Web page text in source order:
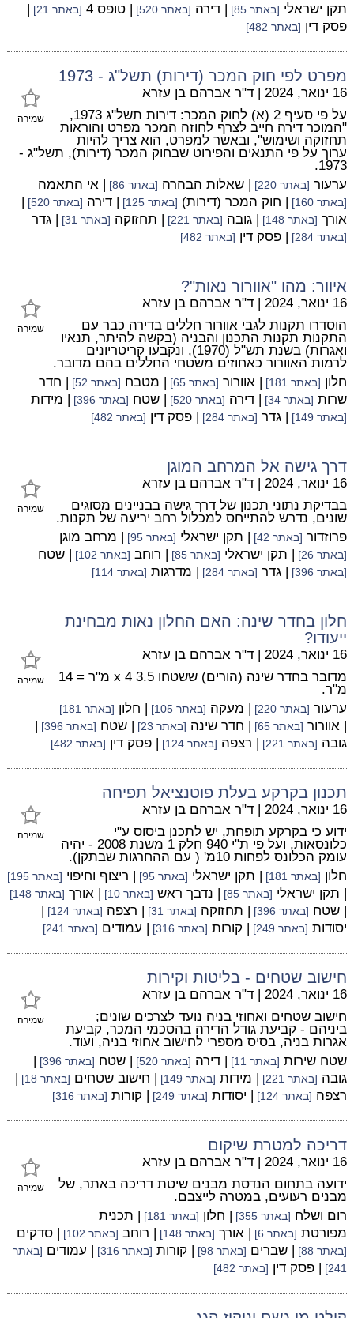
תקן ישראלי [באתר 85] | דירה [באתר 520] | טופס 4 [באתר 21]
|
פסק דין [באתר 482]
מפרט לפי חוק המכר (דירות) תשל"ג - 1973
שמירה
16 ינואר, 2024 | ד"ר אברהם בן עזרא
על פי סעיף 2 (א) לחוק המכר: דירות תשל"ג 1973,
"המוכר דירה חייב לצרף לחוזה המכר מפרט והוראות
תחזוקה ושימוש", ובאשר למפרט, הוא צריך להיות
ערוך על פי התנאים והפירוט שבחוק המכר (דירות), תשל"ג -
1973.
ערעור [באתר 220] | שאלות הבהרה [באתר 86] | אי התאמה
[באתר 160] | חוק המכר (דירות) [באתר 125] | דירה [באתר 520]
|
אורך [באתר 148] | גובה [באתר 221] | תחזוקה [באתר 31] | גדר
[באתר 284] | פסק דין [באתר 482]
איוור: מהו "אוורור נאות"?
שמירה
16 ינואר, 2024 | ד"ר אברהם בן עזרא
הוסדרו תקנות לגבי אוורור חללים בדירה כבר עם
התקנות תקנות התכנון והבניה (בקשה להיתר, תנאיו
ואגרות) בשנת תש"ל (1970), ונקבעו קריטריונים
לרמות האוורור כאחוזים משטחי החללים בהם מדובר.
חלון [באתר 181] | אוורור [באתר 65] | מטבח [באתר 52]
| חדר
שרות [באתר 34] | דירה [באתר 520] | שטח [באתר 396] | מידות
[באתר 149] | גדר [באתר 284] | פסק דין [באתר 482]
דרך גישה אל המרחב המוגן
שמירה
16 ינואר, 2024 | ד"ר אברהם בן עזרא
בבדיקת נתוני תכנון של דרך גישה בבניינים מסוגים
שונים, נדרש להתייחס למכלול רחב יריעה של תקנות.
פרוזדור [באתר 42] | תקן ישראלי [באתר 95] | מרחב מוגן
[באתר 26] | תקן ישראלי [באתר 85] | רוחב [באתר 102] | שטח
[באתר 396] | גדר [באתר 284] | מדרגות [באתר 114]
חלון בחדר שינה: האם החלון נאות מבחינת
ייעודו?
שמירה
16 ינואר, 2024 | ד"ר אברהם בן עזרא
מדובר בחדר שינה (הורים) ששטחו 3.5 x 4 מ"ר = 14
מ"ר.
ערעור [באתר 220] | מעקה [באתר 105] | חלון [באתר 181]
| אוורור [באתר 65] | חדר שינה [באתר 23] | שטח [באתר 396]
|
גובה [באתר 221] | רצפה [באתר 124] | פסק דין [באתר 482]
תכנון בקרקע בעלת פוטנציאל תפיחה
שמירה
16 ינואר, 2024 | ד"ר אברהם בן עזרא
ידוע כי בקרקע תופחת, יש לתכנן ביסוס ע"י
כלונסאות, ועל פי ת"י 940 חלק 1 משנת 2008 - יהיה
עומק הכלונס לפחות 10מ' ( עם ההחרגות שבתקן).
חלון [באתר 181] | תקן ישראלי [באתר 95] | ריצוף וחיפוי [באתר 195]
| תקן ישראלי [באתר 85] | נדבך ראש [באתר 10] | אורך [באתר 148]
| שטח [באתר 396] | תחזוקה [באתר 31] | רצפה [באתר 124]
|
יסודות [באתר 249] | קורות [באתר 316] | עמודים [באתר 241]
חישוב שטחים - בליטות וקירות
שמירה
16 ינואר, 2024 | ד"ר אברהם בן עזרא
חישוב שטחים ואחוזי בניה נועד לצרכים שונים;
ביניהם - קביעת גודל הדירה בהסכמי המכר, קביעת
אגרות בניה, בסיס מספרי לחישוב אחוזי בניה, ועוד.
שטח שירות [באתר 11] | דירה [באתר 520] | שטח [באתר 396]
|
גובה [באתר 221] | מידות [באתר 149] | חישוב שטחים [באתר 18]
|
רצפה [באתר 124] | יסודות [באתר 249] | קורות [באתר 316]
דריכה למטרת שיקום
שמירה
16 ינואר, 2024 | ד"ר אברהם בן עזרא
ידועה בתחום הנדסת מבנים שיטת דריכה באתר, של
מבנים רעועים, במטרה לייצבם.
רום ושלח [באתר 355] | חלון [באתר 181]
| תכנית
מפורטת [באתר 6] | אורך [באתר 148] | רוחב [באתר 102] | סדקים
[באתר 88] | שברים [באתר 98] | קורות [באתר 316] | עמודים [באתר
241]
| פסק דין [באתר 482]